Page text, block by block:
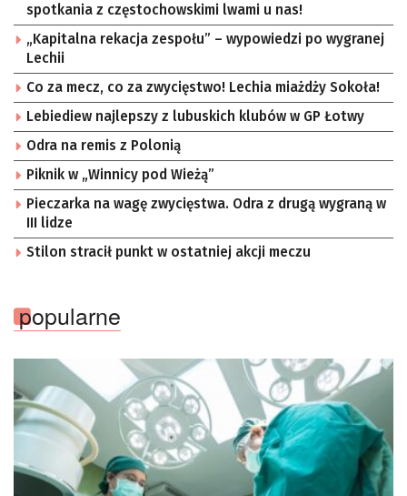
spotkania z częstochowskimi lwami u nas!
„Kapitalna rekacja zespołu” – wypowiedzi po wygranej
Lechii
Co za mecz, co za zwycięstwo! Lechia miażdży Sokoła!
Lebiediew najlepszy z lubuskich klubów w GP Łotwy
Odra na remis z Polonią
Piknik w „Winnicy pod Wieżą”
Pieczarka na wagę zwycięstwa. Odra z drugą wygraną w
III lidze
Stilon stracił punkt w ostatniej akcji meczu
popularne